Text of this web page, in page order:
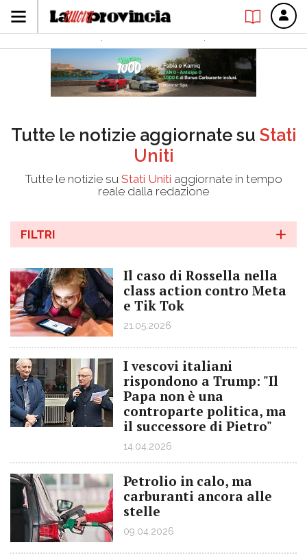
Tutte le notizie aggiornate su Stati
Uniti
Tutte le notizie su Stati Uniti aggiornate in tempo
reale dalla redazione
FILTRI
Il caso di Rossella nella
class action contro Meta
e Tik Tok
21.05.2026
I vescovi italiani
rispondono a Trump: "Il
Papa non è una
controparte politica, ma
il successore di Pietro"
14.04.2026
Petrolio in calo, ma
carburanti ancora alle
stelle
09.04.2026